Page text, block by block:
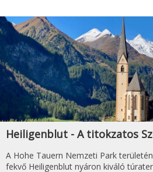
Heiligenblut - A titokzatos
A Hohe Tauern Nemzeti Park
fekvő Heiligenblut nyáron kiváló